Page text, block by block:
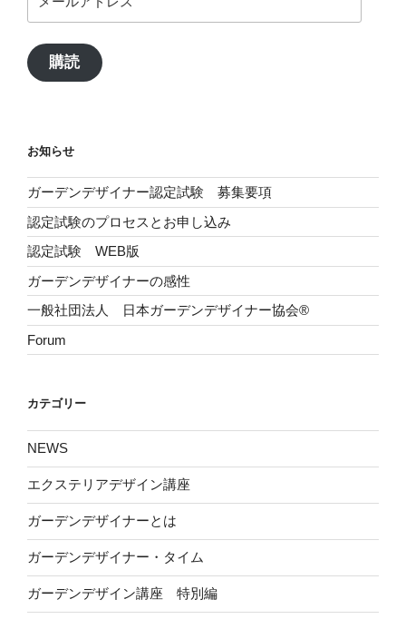
ー
ア
ド
購読
お知らせ
ガーデンデザイナー認定試験 募集要項
認定試験のプロセスとお申し込み
認定試験 WEB版
ガーデンデザイナーの感性
一般社団法人 日本ガーデンデザイナー協会®
Forum
カテゴリー
NEWS
エクステリアデザイン講座
ガーデンデザイナーとは
ガーデンデザイナー・タイム
ガーデンデザイン講座 特別編